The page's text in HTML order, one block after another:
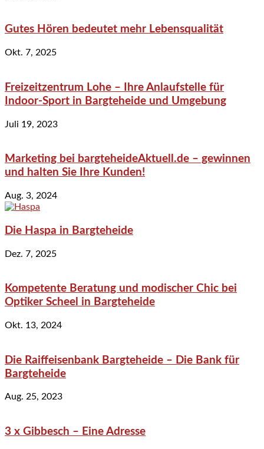
Gutes Hören bedeutet mehr Lebensqualität
Okt. 7, 2025
Freizeitzentrum Lohe – Ihre Anlaufstelle für
Indoor-Sport in Bargteheide und Umgebung
Juli 19, 2023
Marketing bei bargteheideAktuell.de – gewinnen
und halten Sie Ihre Kunden!
Aug. 3, 2024
Die Haspa in Bargteheide
Dez. 7, 2025
Kompetente Beratung und modischer Chic bei
Optiker Scheel in Bargteheide
Okt. 13, 2024
Die Raiffeisenbank Bargteheide – Die Bank für
Bargteheide
Aug. 25, 2023
3 x Gibbesch – Eine Adresse